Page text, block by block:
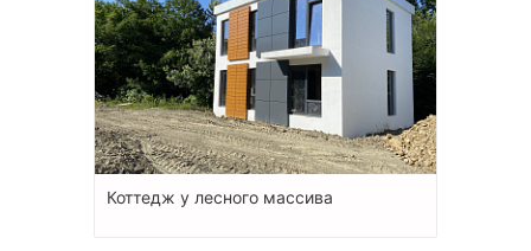
Коттедж у лесного массива